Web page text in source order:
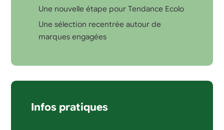
Une nouvelle étape pour Tendance Ecolo
Une sélection recentrée autour de
marques engagées
Infos pratiques